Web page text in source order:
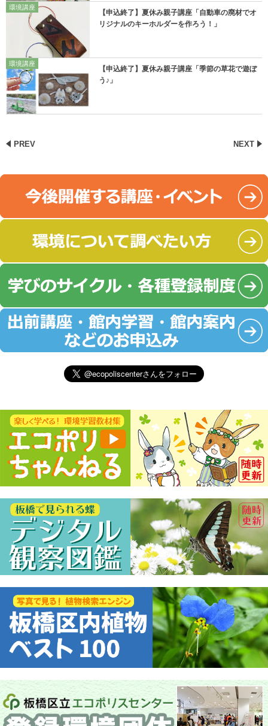
環境講座
【申込終了】夏休み親子講座「自動車の廃材でオ
リジナルのキーホルダーを作ろう！」
環境講座
【申込終了】夏休み親子講座「季節の草花で遊ぼ
う♪」
PREV NEXT